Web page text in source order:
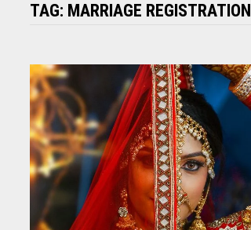
TAG: MARRIAGE REGISTRATION